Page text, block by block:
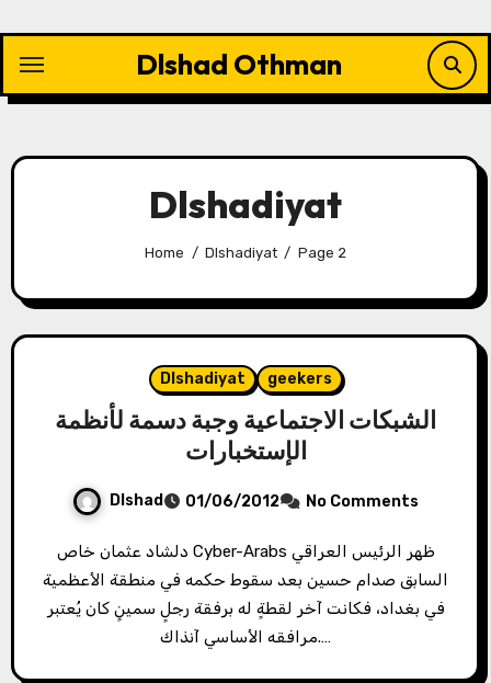
content
Dlshad Othman
Dlshadiyat
Home Dlshadiyat Page 2
Dlshadiyat geekers
الشبكات الاجتماعية وجبة دسمة لأنظمة
الإستخبارات
Dlshad 01/06/2012 No Comments
دلشاد عثمان خاص Cyber-Arabs ظهر الرئيس العراقي
السابق صدام حسين بعد سقوط حكمه في منطقة الأعظمية
في بغداد، فكانت آخر لقطةٍ له برفقة رجلٍ سمينٍ كان يُعتبر
مرافقه الأساسي آنذاك.…